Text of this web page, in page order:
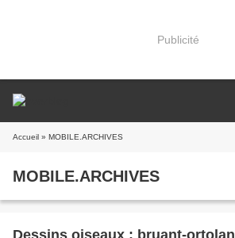
Publicité
Accueil » MOBILE.ARCHIVES
MOBILE.ARCHIVES
Dessins oiseaux : bruant-ortolan